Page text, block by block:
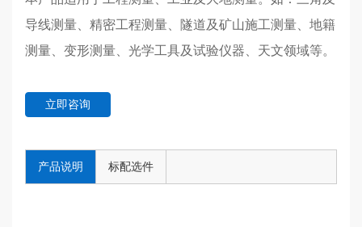
导线测量、精密工程测量、隧道及矿山施工测量、地籍
测量、变形测量、光学工具及试验仪器、天文领域等。
立即咨询
产品说明 标配选件